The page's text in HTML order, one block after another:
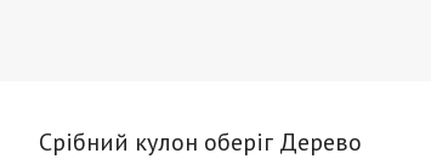
Срібний кулон оберіг Дерево